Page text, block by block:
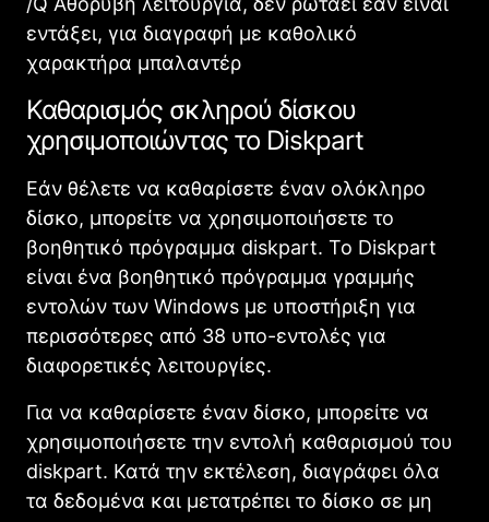
εντάξει, για διαγραφή με καθολικό
χαρακτήρα μπαλαντέρ
Καθαρισμός σκληρού δίσκου
χρησιμοποιώντας το Diskpart
Εάν θέλετε να καθαρίσετε έναν ολόκληρο
δίσκο, μπορείτε να χρησιμοποιήσετε το
βοηθητικό πρόγραμμα diskpart. Το Diskpart
είναι ένα βοηθητικό πρόγραμμα γραμμής
εντολών των Windows με υποστήριξη για
περισσότερες από 38 υπο-εντολές για
διαφορετικές λειτουργίες.
Για να καθαρίσετε έναν δίσκο, μπορείτε να
χρησιμοποιήσετε την εντολή καθαρισμού του
diskpart. Κατά την εκτέλεση, διαγράφει όλα
τα δεδομένα και μετατρέπει το δίσκο σε μη